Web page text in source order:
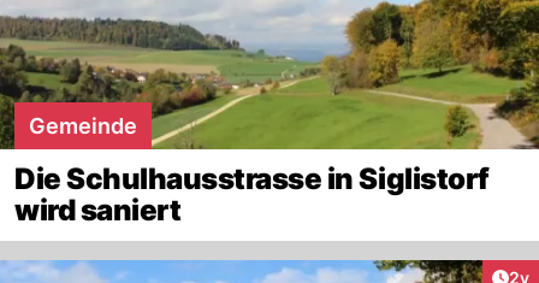
Gemeinde
Die Schulhausstrasse in Siglistorf
wird saniert
2y